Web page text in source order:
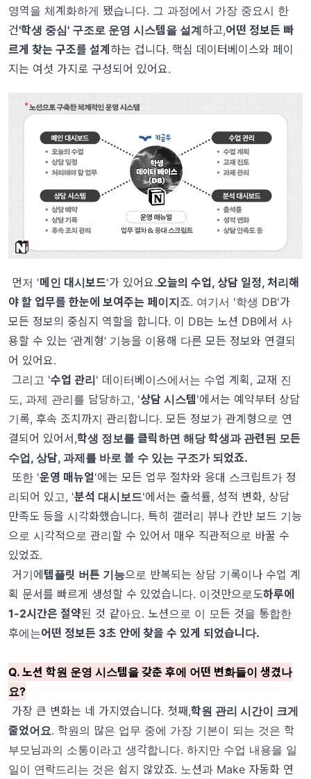
영역을 체계화하게 됐습니다. 그 과정에서 가장 중요시 한
건'학생 중심' 구조로 운영 시스템을 설계하고,어떤 정보든 빠
르게 찾는 구조를 설계 하는 겁니다. 핵심 데이터베이스와 페이
지는 여섯 가지로 구성되어 있어요.
먼저 '메인 대시보드'가 있어요.오늘의 수업, 상담 일정, 처리해
야 할 업무를 한눈에 보여주는 페이지죠. 여기서 '학생 DB'가
모든 정보의 중심지 역할을 합니다. 이 DB는 노션 DB에서 사
용할 수 있는 ‘관계형’ 기능을 이용해 다른 모든 정보와 연결되
어 있어요.
그리고 '수업 관리' 데이터베이스에서는 수업 계획, 교재 진
도, 과제 관리를 담당하고, '상담 시스템'에서는 예약부터 상담
기록, 후속 조치까지 관리합니다. 모든 정보가 관계형으로 연
결되어 있어서,학생 정보를 클릭하면 해당 학생과 관련된 모든
수업, 상담, 과제를 바로 볼 수 있는 구조가 되었죠.
또한 '운영 매뉴얼'에는 모든 업무 절차와 응대 스크립트가 정
리되어 있고, '분석 대시보드'에서는 출석률, 성적 변화, 상담
만족도 등을 시각화했습니다. 특히 갤러리 뷰나 칸반 보드 기능
으로 시각적으로 관리할 수 있어서 매우 직관적으로 바꿀 수
있었죠.
거기에템플릿 버튼 기능으로 반복되는 상담 기록이나 수업 계
획 문서를 빠르게 생성할 수 있었습니다. 이것만으로도하루에
1-2시간은 절약된 것 같아요. 노션으로 이 모든 것을 통합한
후에는어떤 정보든 3초 안에 찾을 수 있게 되었습니다.
Q. 노션 학원 운영 시스템을 갖춘 후에 어떤 변화들이 생겼나
요?
가장 큰 변화는 네 가지였습니다. 첫째,학원 관리 시간이 크게
줄었어요. 학원의 많은 업무 중에 가장 기본이 되는 것은 학
부모님과의 소통이라고 생각합니다. 하지만 수업 내용을 일
일이 연락드리는 것은 쉽지 않았죠. 노션과 Make 자동화 연